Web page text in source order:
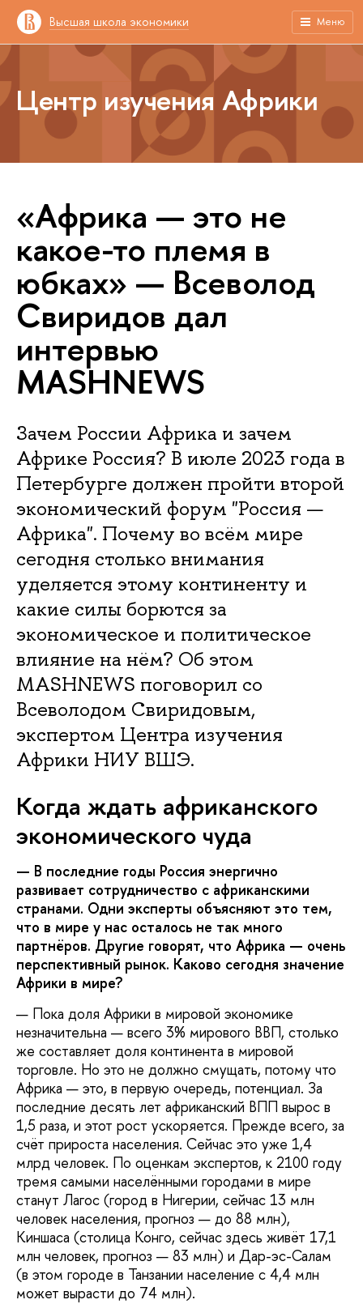
Высшая школа экономики Меню
Центр изучения Африки
«Африка — это не
какое-то племя в
юбках» — Всеволод
Свиридов дал
интервью
MASHNEWS
Зачем России Африка и зачем
Африке Россия? В июле 2023 года в
Петербурге должен пройти второй
экономический форум "Россия —
Африка". Почему во всём мире
сегодня столько внимания
уделяется этому континенту и
какие силы борются за
экономическое и политическое
влияние на нём? Об этом
MASHNEWS поговорил со
Всеволодом Свиридовым,
экспертом Центра изучения
Африки НИУ ВШЭ.
Когда ждать африканского
экономического чуда
— В последние годы Россия энергично
развивает сотрудничество с африканскими
странами. Одни эксперты объясняют это тем,
что в мире у нас осталось не так много
партнёров. Другие говорят, что Африка — очень
перспективный рынок. Каково сегодня значение
Африки в мире?
— Пока доля Африки в мировой экономике
незначительна — всего 3% мирового ВВП, столько
же составляет доля континента в мировой
торговле. Но это не должно смущать, потому что
Африка — это, в первую очередь, потенциал. За
последние десять лет африканский ВПП вырос в
1,5 раза, и этот рост ускоряется. Прежде всего, за
счёт прироста населения. Сейчас это уже 1,4
млрд человек. По оценкам экспертов, к 2100 году
тремя самыми населёнными городами в мире
станут Лагос (город в Нигерии, сейчас 13 млн
человек населения, прогноз — до 88 млн),
Киншаса (столица Конго, сейчас здесь живёт 17,1
млн человек, прогноз — 83 млн) и Дар-эс-Салам
(в этом городе в Танзании население с 4,4 млн
может вырасти до 74 млн).